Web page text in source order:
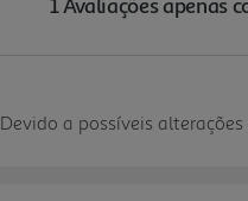
Devido a possíveis